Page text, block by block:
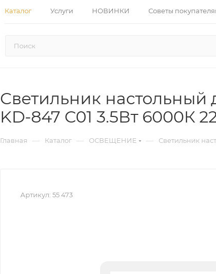
Каталог Услуги НОВИНКИ Советы
Светильник
KD-847 C01 3.5Вт 6000К
Главная — Каталог — ОСВЕЩЕНИЕ — Светильник
Артикул: 55 473